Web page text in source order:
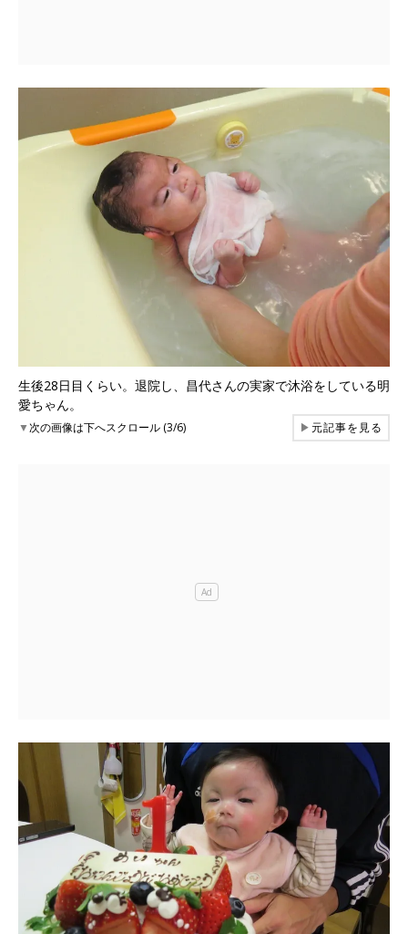
生後28日目くらい。退院し、昌代さんの実家で沐浴をしている明
愛ちゃん。
▼次の画像は下へスクロール (3/6) ▶元記事を見る